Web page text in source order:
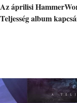
Az áprilisi
Teljesség album